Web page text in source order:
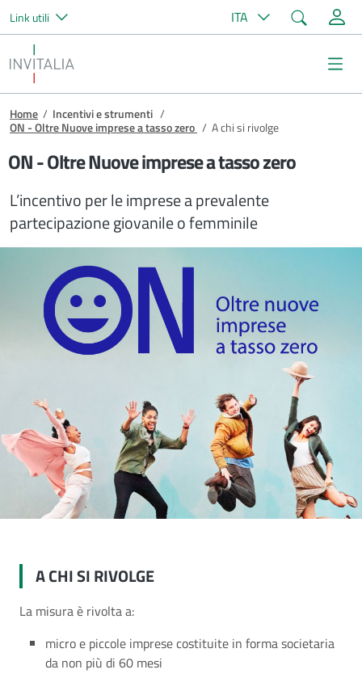
Salta al contenuto principale
Link utili ITA Cerca
Invitalia
Briciole di pane
Home / Incentivi e strumenti /
ON - Oltre Nuove imprese a tasso zero / A chi si rivolge
ON - Oltre Nuove imprese a tasso zero
L’incentivo per le imprese a prevalente
partecipazione giovanile o femminile
A CHI SI RIVOLGE
La misura è rivolta a:
micro e piccole imprese costituite in forma societaria
da non più di 60 mesi